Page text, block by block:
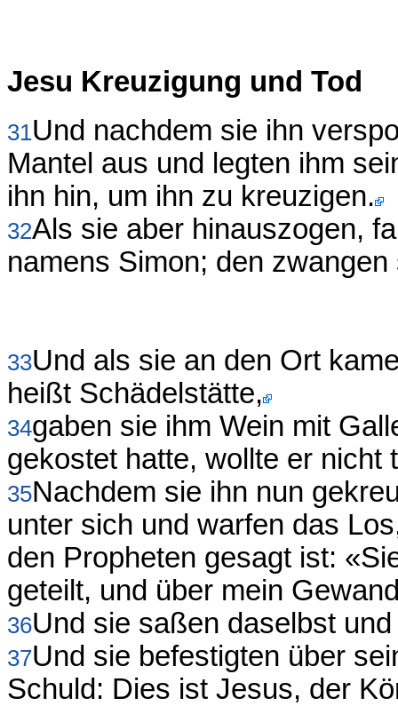
Jesu Kreuzigung und Tod
31Und nachdem sie ihn
Mantel aus und legten ihm
ihn hin, um ihn zu kreuzigen.
32Als sie aber hinauszogen,
namens Simon; den
33Und als sie an den Ort
heißt Schädelstätte,
34gaben sie ihm Wein mit
gekostet hatte, wollte er nicht
35Nachdem sie ihn nun
unter sich und warfen das
den Propheten gesagt ist:
geteilt, und über mein
36Und sie saßen daselbst
37Und sie befestigten über
Schuld: Dies ist Jesus, der